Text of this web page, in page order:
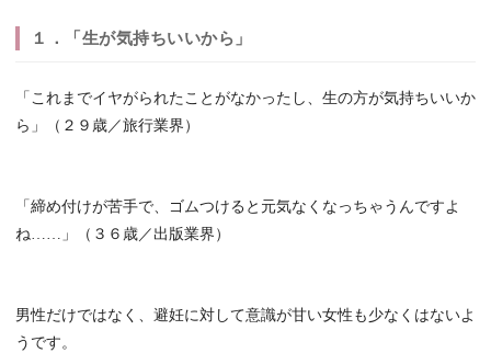
１．「生が気持ちいいから」
「これまでイヤがられたことがなかったし、生の方が気持ちいいか
ら」（２９歳／旅行業界）
「締め付けが苦手で、ゴムつけると元気なくなっちゃうんですよ
ね……」（３６歳／出版業界）
男性だけではなく、避妊に対して意識が甘い女性も少なくはないよ
うです。